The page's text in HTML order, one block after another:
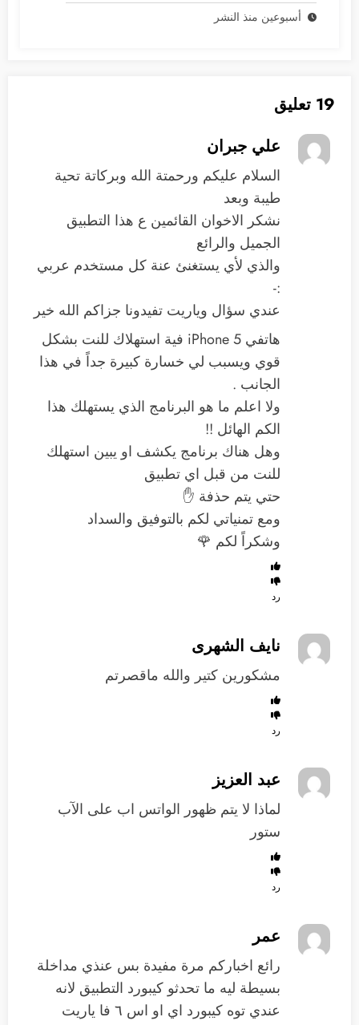
أسبوعين منذ النشر
19 تعليق
علي جبران
السلام عليكم ورحمتة الله وبركاتة تحية
طيبة وبعد
نشكر الاخوان القائمين ع هذا التطبيق
الجميل والرائع
والذي لأي يستغنئ عنة كل مستخدم عربي
:-
عندي سؤال وياريت تفيدونا جزاكم الله خير
هاتفي iPhone 5 فية استهلاك للنت بشكل
قوي ويسبب لي خسارة كبيرة جداً في هذا
الجانب .
ولا اعلم ما هو البرنامج الذي يستهلك هذا
الكم الهائل !!
وهل هناك برنامج يكشف او يبين استهلك
للنت من قبل اي تطبيق
حتي يتم حذفة ✋
ومع تمنياتي لكم بالتوفيق والسداد
وشكراً لكم 🌹
رد
نايف الشهرى
مشكورين كتير والله ماقصرتم
رد
عبد العزيز
لماذا لا يتم ظهور الواتس اب على الآب
ستور
رد
عمر
رائع اخباركم مرة مفيدة بس عنذي مداخلة
بسيطة ليه ما تحدثو كيبورد التطبيق لانه
عندي توه كيبورد اي او اس ٦ فا ياريت